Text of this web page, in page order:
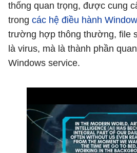
thống quan trọng, được cung
trong các hệ điều hành
trường hợp thông thường, file
là virus, mà là thành phần
Windows service.